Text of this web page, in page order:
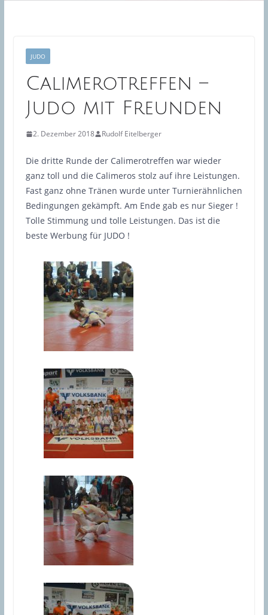
JUDO
Calimerotreffen –
Judo mit Freunden
2. Dezember 2018 Rudolf Eitelberger
Die dritte Runde der Calimerotreffen war wieder
ganz toll und die Calimeros stolz auf ihre Leistungen.
Fast ganz ohne Tränen wurde unter Turnierähnlichen
Bedingungen gekämpft. Am Ende gab es nur Sieger !
Tolle Stimmung und tolle Leistungen. Das ist die
beste Werbung für JUDO !